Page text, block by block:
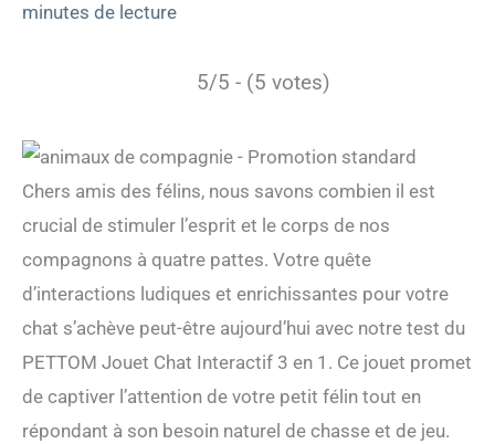
minutes de lecture
5/5 - (5 votes)
Chers amis des félins, nous savons combien il est
crucial de stimuler l’esprit et le corps de nos
compagnons à quatre pattes. Votre quête
d’interactions ludiques et enrichissantes pour votre
chat s’achève peut-être aujourd’hui avec notre test du
PETTOM Jouet Chat Interactif 3 en 1. Ce jouet promet
de captiver l’attention de votre petit félin tout en
répondant à son besoin naturel de chasse et de jeu.